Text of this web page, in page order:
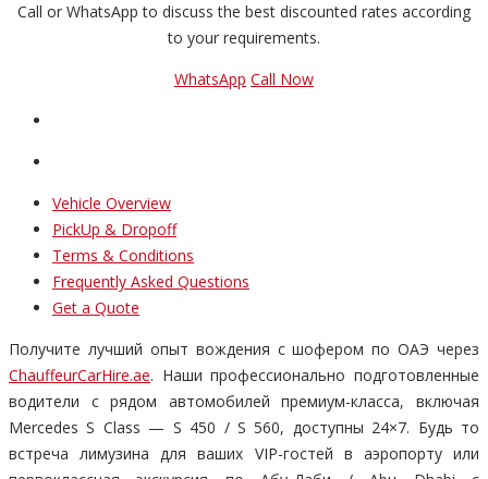
Call or WhatsApp to discuss the best discounted rates according
to your requirements.
WhatsApp Call Now
Vehicle Overview
PickUp & Dropoff
Terms & Conditions
Frequently Asked Questions
Get a Quote
Получите лучший опыт вождения с шофером по ОАЭ через
ChauffeurCarHire.ae. Наши профессионально подготовленные
водители с рядом автомобилей премиум-класса, включая
Mercedes S Class — S 450 / S 560, доступны 24×7. Будь то
встреча лимузина для ваших VIP-гостей в аэропорту или